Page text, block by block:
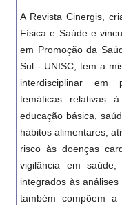
A Revista Cinergis,
Física e Saúde e
em Promoção da
Sul - UNISC, tem a
interdisciplinar em
temáticas relativas
educação básica,
hábitos alimentares,
risco às doenças
vigilância em
integrados às
também compõem a